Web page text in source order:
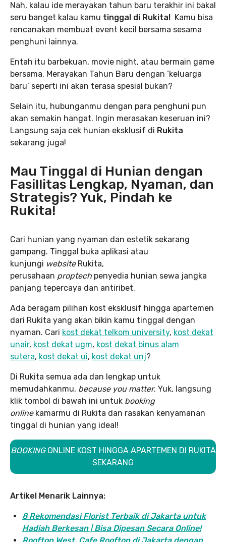
Nah, kalau ide merayakan tahun baru terakhir ini bakal
seru banget kalau kamu tinggal di Rukita! Kamu bisa
rencanakan membuat event kecil bersama sesama
penghuni lainnya.
Entah itu barbekuan, movie night, atau bermain game
bersama. Merayakan Tahun Baru dengan ‘keluarga
baru’ seperti ini akan terasa spesial bukan?
Selain itu, hubunganmu dengan para penghuni pun
akan semakin hangat. Ingin merasakan keseruan ini?
Langsung saja cek hunian eksklusif di Rukita
sekarang juga!
Mau Tinggal di Hunian dengan
Fasillitas Lengkap, Nyaman, dan
Strategis? Yuk, Pindah ke
Rukita!
Cari hunian yang nyaman dan estetik sekarang
gampang. Tinggal buka aplikasi atau
kunjungi websiteRukita,
perusahaan proptech penyedia hunian sewa jangka
panjang tepercaya dan antiribet.
Ada beragam pilihan kost eksklusif hingga apartemen
dari Rukita yang akan bikin kamu tinggal dengan
nyaman. Cari kost dekat telkom university, kost dekat
unair, kost dekat ugm, kost dekat binus alam
sutera, kost dekat ui, kost dekat unj?
Di Rukita semua ada dan lengkap untuk
memudahkanmu, because you matter. Yuk, langsung
klik tombol di bawah ini untuk booking
onlinekamarmu di Rukita dan rasakan kenyamanan
tinggal di hunian yang ideal!
BOOKING ONLINE KOST HINGGA APARTEMEN DI RUKITA
SEKARANG
Artikel Menarik Lainnya:
8 Rekomendasi Florist Terbaik di Jakarta untuk
Hadiah Berkesan | Bisa Dipesan Secara Online!